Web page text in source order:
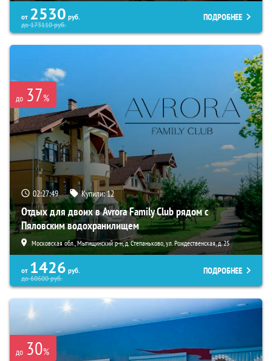
от 2530 руб.
до173110руб.
ПОДРОБНЕЕ
до 37%
02:27:48 Купили:12
Отдых для двоих в Avrora Family Club рядом с
Пяловским водохранилищем
Московская обл., Мытищинский р-н, д. Степаньково, ул. Рождественская, д. 25
от 1426 руб.
до60600руб.
ПОДРОБНЕЕ
до 30%